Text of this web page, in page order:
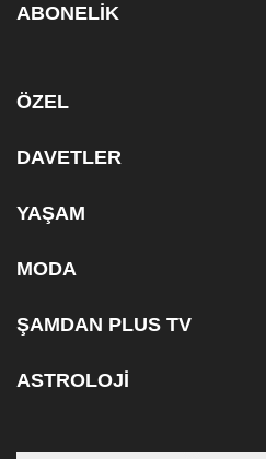
ABONELİK
ÖZEL
DAVETLER
YAŞAM
MODA
ŞAMDAN PLUS TV
ASTROLOJİ